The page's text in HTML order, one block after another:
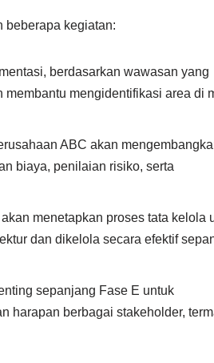
beberapa kegiatan:
berdasarkan wawasan yang
mengidentifikasi area di
ABC akan
biaya, penilaian risiko, serta
menetapkan proses tata kelola
dan dikelola secara efektif
sepanjang Fase E untuk
harapan berbagai stakeholder,